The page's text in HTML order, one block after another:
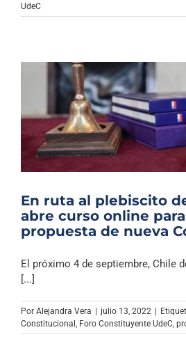
UdeC
En ruta al plebiscito
abre curso online
propuesta de nueva
El próximo 4 de septiembre, Chile
[...]
Por Alejandra Vera | julio 13, 2022 |
Constitucional Foro Constituyente UdeC